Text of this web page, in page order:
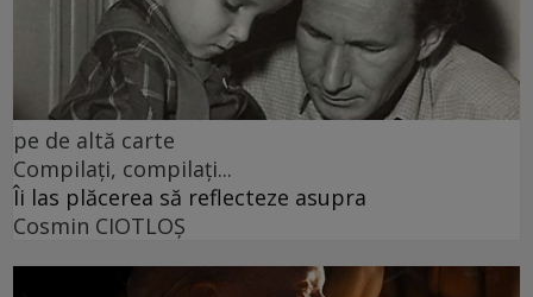
pe de altă carte
Compilați, compilați...
Îi las plăcerea să reflecteze asupra
Cosmin CIOTLOŞ